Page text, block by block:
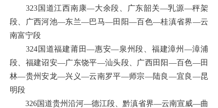
323国道江西南康—大余段、广东韶关—乳源—秤架
段、广西河池—东兰—巴马—田阳—百色—桂滇省界—云
南富宁段
324国道福建莆田—惠安—泉州段、福建漳州—漳浦
段、福建诏安—广东饶平—汕头段、广西田阳—百色—田
林—贵州安龙—兴义—云南罗平—师宗—陆良—宜良—昆
明段
326国道贵州沿河—德江段、黔滇省界—云南宣威—曲